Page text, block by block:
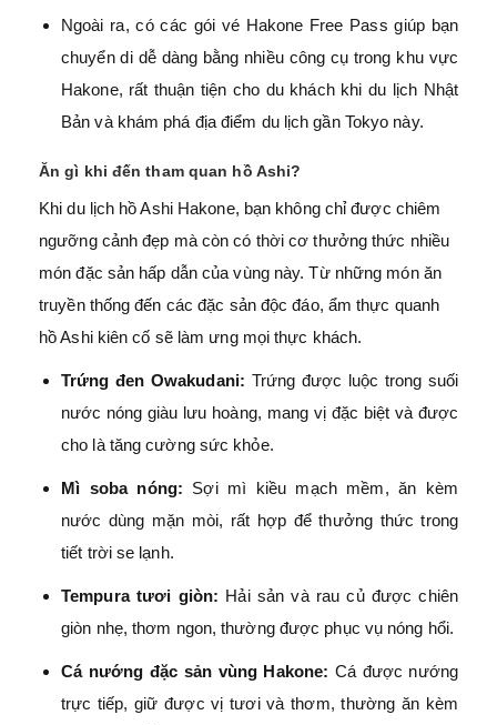
Ngoài ra, có các gói vé Hakone Free Pass giúp bạn
chuyển di dễ dàng bằng nhiều công cụ trong khu vực
Hakone, rất thuận tiện cho du khách khi du lịch Nhật
Bản và khám phá địa điểm du lịch gần Tokyo này.
Ăn gì khi đến tham quan hồ Ashi?
Khi du lịch hồ Ashi Hakone, bạn không chỉ được chiêm
ngưỡng cảnh đẹp mà còn có thời cơ thưởng thức nhiều
món đặc sản hấp dẫn của vùng này. Từ những món ăn
truyền thống đến các đặc sản độc đáo, ẩm thực quanh
hồ Ashi kiên cố sẽ làm ưng mọi thực khách.
Trứng đen Owakudani: Trứng được luộc trong suối
nước nóng giàu lưu hoàng, mang vị đặc biệt và được
cho là tăng cường sức khỏe.
Mì soba nóng: Sợi mì kiều mạch mềm, ăn kèm
nước dùng mặn mòi, rất hợp để thưởng thức trong
tiết trời se lạnh.
Tempura tươi giòn: Hải sản và rau củ được chiên
giòn nhẹ, thơm ngon, thường được phục vụ nóng hổi.
Cá nướng đặc sản vùng Hakone: Cá được nướng
trực tiếp, giữ được vị tươi và thơm, thường ăn kèm